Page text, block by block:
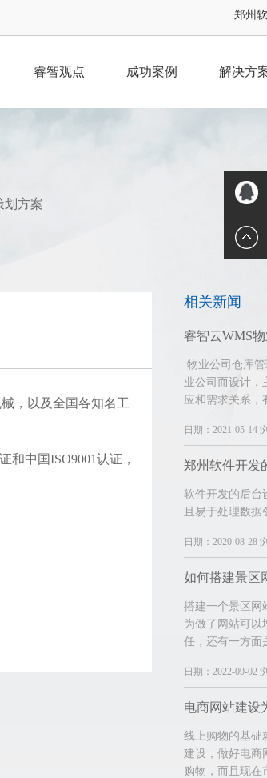
郑州
睿智观点 成功案例 解决方
划方案
，以及全国各知名工
中国ISO9001认证，
相关新闻
物业公司仓库
业公司而设计，
应和需求关系，
日期：2021-05-14
软件开发的后台
且易于处理数
日期：2020-08-28
如何搭建景区
搭建一个景区网
为做了网站可以
任，还有一方面
日期：2022-09-02
电商网站建设
线上购物的基础
建设，做好电商
购物，而且现在
QQ客服